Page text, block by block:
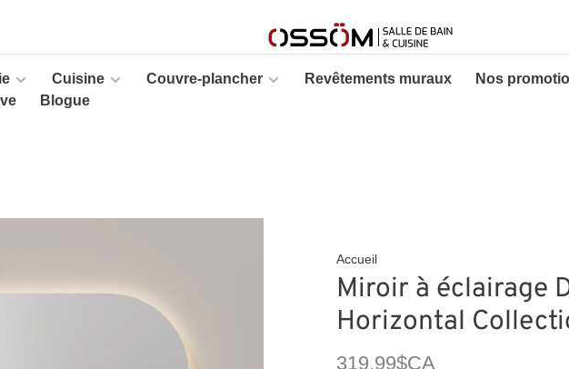
Cuisine Couvre-plancher Revêtements muraux Nos
Blogue
Accueil
Miroir à éclairage
Horizontal
319,99$CA